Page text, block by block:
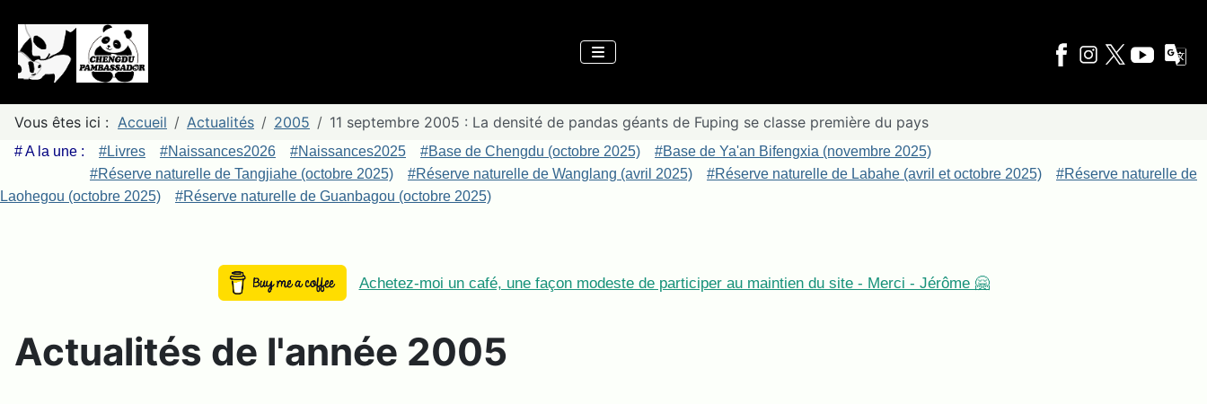
Vous êtes ici : Accueil Actualités 2005 11 septembre 2005 : La densité de pandas géants de Fuping se classe première du pays
# A la une : #Livres #Naissances2026 #Naissances2025 #Base de Chengdu (octobre 2025)
#Base de Ya'an Bifengxia (novembre 2025)
#Réserve naturelle de Tangjiahe (octobre 2025)
#Réserve naturelle de Wanglang (avril 2025) #Réserve naturelle de Labahe (avril et octobre 2025)
#Réserve naturelle de
Laohegou (octobre 2025)
#Réserve naturelle de Guanbagou (octobre 2025)
Achetez-moi un café, une façon modeste de participer au maintien du site - Merci - Jérôme 🤗
Actualités de l'année 2005